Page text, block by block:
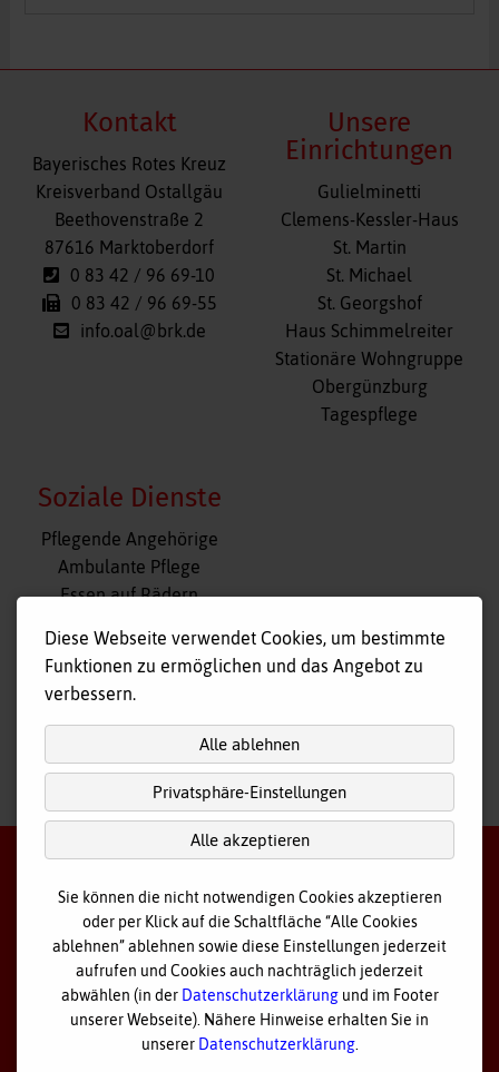
Kontakt
Bayerisches Rotes Kreuz
Kreisverband Ostallgäu
Beethovenstraße 2
87616 Marktoberdorf
0 83 42 / 96 69-10
0 83 42 / 96 69-55
info.oal@brk.de
Unsere
Einrichtungen
Navigation
überspringen
Gulielminetti
Clemens-Kessler-Haus
St. Martin
St. Michael
St. Georgshof
Haus Schimmelreiter
Stationäre Wohngruppe
Obergünzburg
Tagespflege
Soziale Dienste
Navigation
überspringen
Pflegende Angehörige
Ambulante Pflege
Essen auf Rädern
Tagespflege
Hausnotruf
nach oben
2026 Bayerisches Rotes Kreuz - Kreisverband Ostallgäu
Datenschutz
Cookie Einstellungen
Diese Webseite verwendet Cookies, um bestimmte
Funktionen zu ermöglichen und das Angebot zu
verbessern.
Alle ablehnen
Privatsphäre-Einstellungen
Alle akzeptieren
Sie können die nicht notwendigen Cookies akzeptieren
oder per Klick auf die Schaltfläche “Alle Cookies
ablehnen” ablehnen sowie diese Einstellungen jederzeit
aufrufen und Cookies auch nachträglich jederzeit
abwählen (in der Datenschutzerklärungund im Footer
unserer Webseite). Nähere Hinweise erhalten Sie in
unserer Datenschutzerklärung.